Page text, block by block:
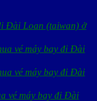
Đài Loan (taiwan) ở
vé máy bay đi Đài
vé máy bay đi Đài
vé máy bay đi Đài